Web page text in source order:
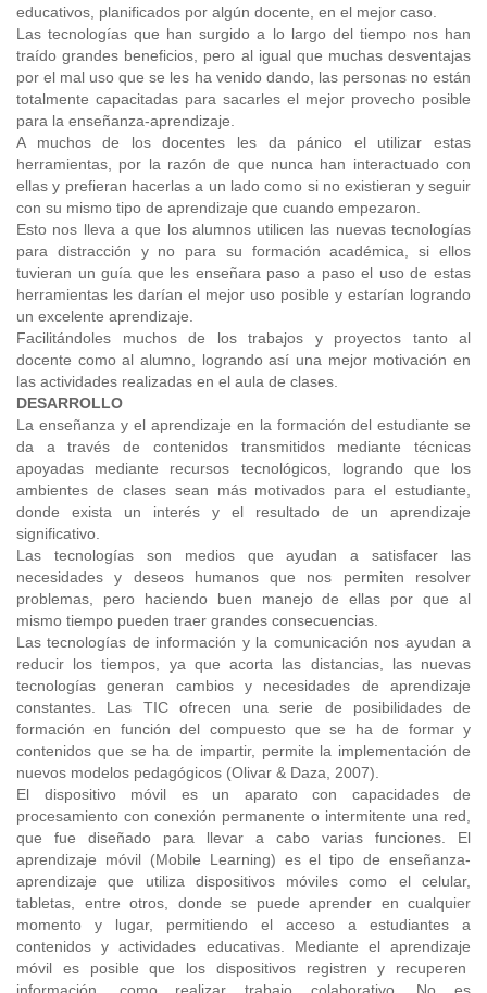
educativos, planificados por algún docente, en el mejor caso.
Las tecnologías que han surgido a lo largo del tiempo nos han
traído grandes beneficios, pero al igual que muchas desventajas
por el mal uso que se les ha venido dando, las personas no están
totalmente capacitadas para sacarles el mejor provecho posible
para la enseñanza-aprendizaje.
A muchos de los docentes les da pánico el utilizar estas
herramientas, por la razón de que nunca han interactuado con
ellas y prefieran hacerlas a un lado como si no existieran y seguir
con su mismo tipo de aprendizaje que cuando empezaron.
Esto nos lleva a que los alumnos utilicen las nuevas tecnologías
para distracción y no para su formación académica, si ellos
tuvieran un guía que les enseñara paso a paso el uso de estas
herramientas les darían el mejor uso posible y estarían logrando
un excelente aprendizaje.
Facilitándoles muchos de los trabajos y proyectos tanto al
docente como al alumno, logrando así una mejor motivación en
las actividades realizadas en el aula de clases.
DESARROLLO
La enseñanza y el aprendizaje en la formación del estudiante se
da a través de contenidos transmitidos mediante técnicas
apoyadas mediante recursos tecnológicos, logrando que los
ambientes de clases sean más motivados para el estudiante,
donde exista un interés y el resultado de un aprendizaje
significativo.
Las tecnologías son medios que ayudan a satisfacer las
necesidades y deseos humanos que nos permiten resolver
problemas, pero haciendo buen manejo de ellas por que al
mismo tiempo pueden traer grandes consecuencias.
Las tecnologías de información y la comunicación nos ayudan a
reducir los tiempos, ya que acorta las distancias, las nuevas
tecnologías generan cambios y necesidades de aprendizaje
constantes. Las TIC ofrecen una serie de posibilidades de
formación en función del compuesto que se ha de formar y
contenidos que se ha de impartir, permite la implementación de
nuevos modelos pedagógicos (Olivar & Daza, 2007).
El dispositivo móvil es un aparato con capacidades de
procesamiento con conexión permanente o intermitente una red,
que fue diseñado para llevar a cabo varias funciones. El
aprendizaje móvil (Mobile Learning) es el tipo de enseñanza-
aprendizaje que utiliza dispositivos móviles como el celular,
tabletas, entre otros, donde se puede aprender en cualquier
momento y lugar, permitiendo el acceso a estudiantes a
contenidos y actividades educativas. Mediante el aprendizaje
móvil es posible que los dispositivos registren y recuperen